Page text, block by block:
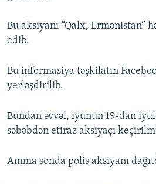
Bu aksiyanı “Qalx, Ermənistan”
edib.
Bu informasiya təşkilatın
yerləşdirilib.
Bundan əvvəl, iyunun 19-dan
səbəbdən etiraz aksiyaçı
Amma sonda polis aksiyanı